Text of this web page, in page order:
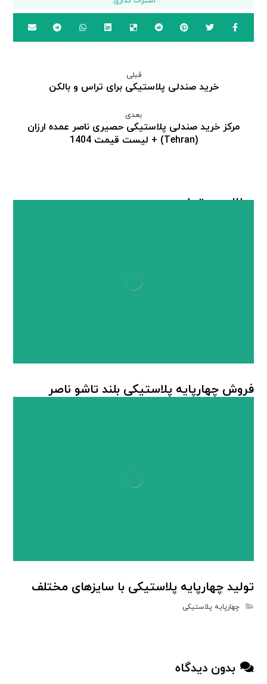
قبلی
خرید صندلی پلاستیکی برای تراس و بالکن
بعدی
مرکز خرید صندلی پلاستیکی حصیری ناصر عمده ارزان
(Tehran) + لیست قیمت 1404
مطالب مرتبط ...
فروش چهارپایه پلاستیکی بلند تاشو ناصر
تولید چهارپایه پلاستیکی با سایزهای مختلف
چهارپایه پلاستیکی
بدون دیدگاه